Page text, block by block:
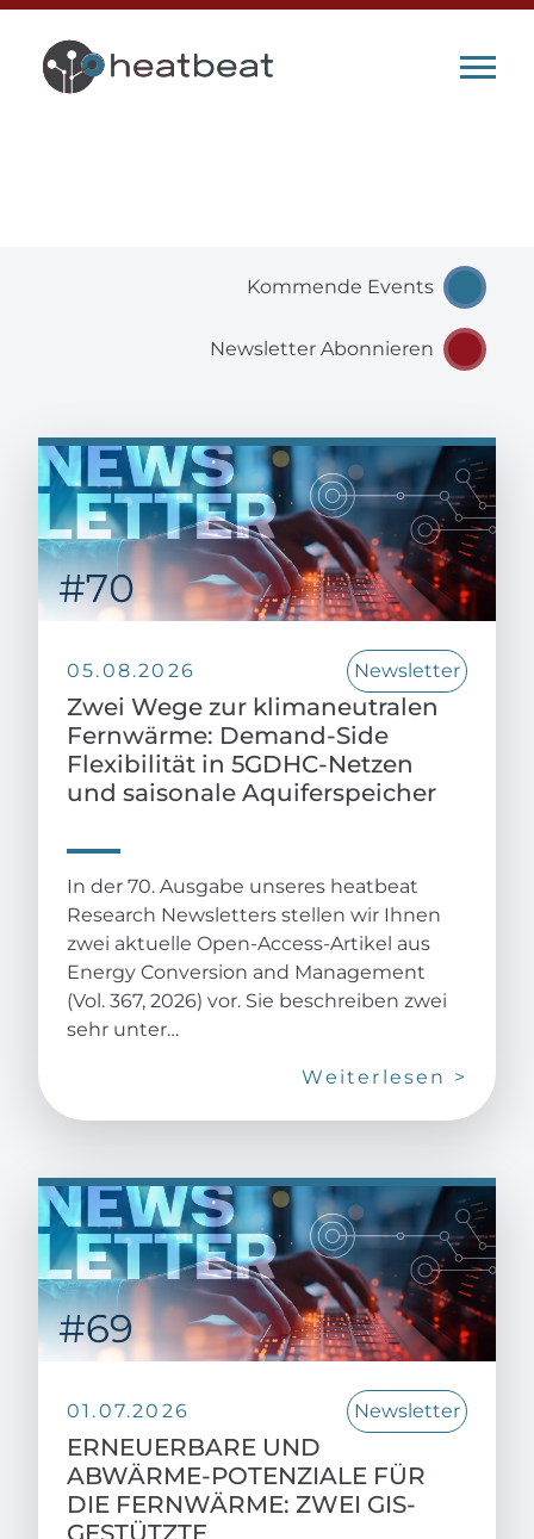
Kommende Events
Newsletter Abonnieren
05.08.2026 Newsletter
Zwei Wege zur klimaneutralen
Fernwärme: Demand-Side
Flexibilität in 5GDHC-Netzen
und saisonale Aquiferspeicher
In der 70. Ausgabe unseres heatbeat
Research Newsletters stellen wir Ihnen
zwei aktuelle Open-Access-Artikel aus
Energy Conversion and Management
(Vol. 367, 2026) vor. Sie beschreiben zwei
sehr unter…
Weiterlesen >
01.07.2026 Newsletter
ERNEUERBARE UND
ABWÄRME-POTENZIALE FÜR
DIE FERNWÄRME: ZWEI GIS-
GESTÜTZTE